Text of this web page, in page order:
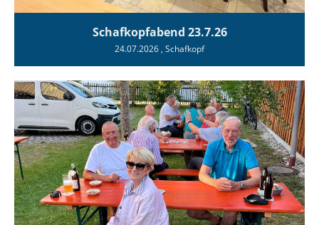
Schafkopfabend 23.7.26
24.07.2026 , Schafkopf